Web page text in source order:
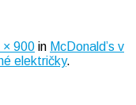
× 900 in McDonald’s v
električky.